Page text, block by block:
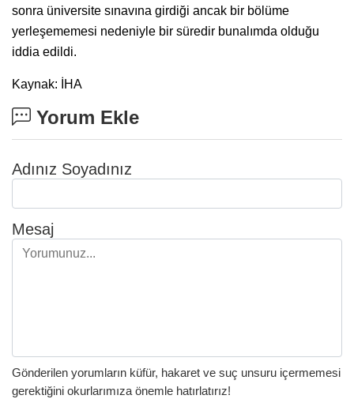
sonra üniversite sınavına girdiği ancak bir bölüme
yerleşememesi nedeniyle bir süredir bunalımda olduğu
iddia edildi.
Kaynak: İHA
Yorum Ekle
Adınız Soyadınız
Mesaj
Gönderilen yorumların küfür, hakaret ve suç unsuru içermemesi
gerektiğini okurlarımıza önemle hatırlatırız!